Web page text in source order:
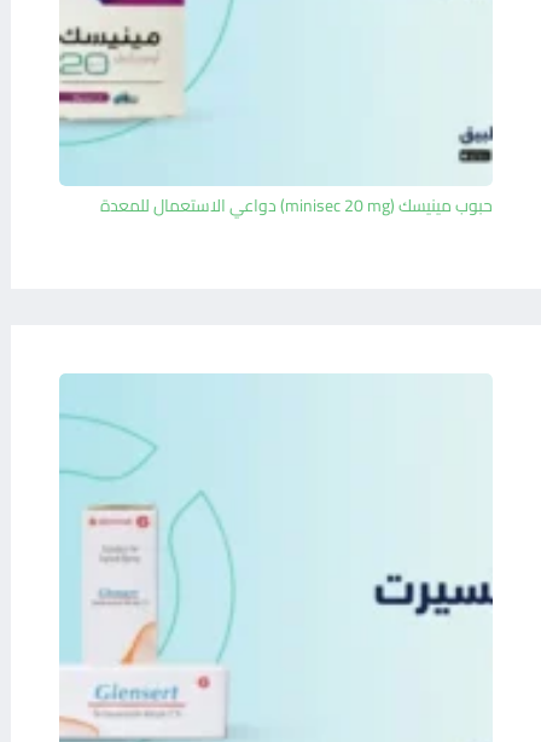
حبوب مينيسك (minisec 20 mg) دواعي الاستعمال للمعدة